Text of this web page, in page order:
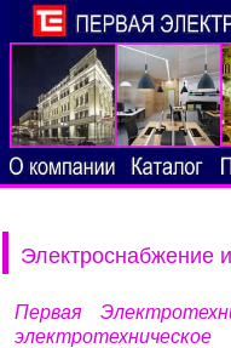
Электроснабжение
Первая